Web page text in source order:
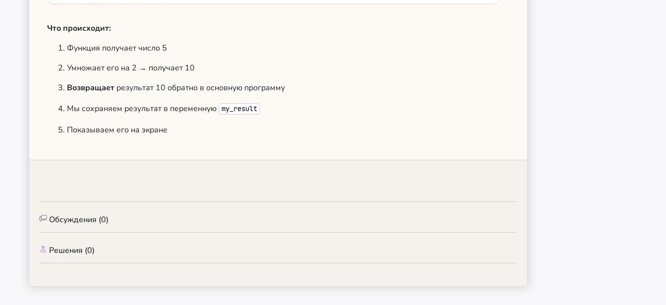
Что происходит:
Функция получает число 5
Умножает его на 2 → получает 10
Возвращает результат 10 обратно в основную программу
Мы сохраняем результат в переменную my_result
Показываем его на экране
Обсуждения (0)
Решения (0)